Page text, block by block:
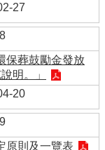
27
保葬鼓勵金發放
明。」
20
原則及一覽表